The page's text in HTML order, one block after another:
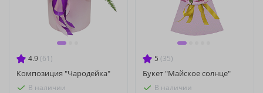
4.9 (61)
Композиция "Чародейка"
В наличии
5 (35)
Букет "Майское солнце"
В наличии